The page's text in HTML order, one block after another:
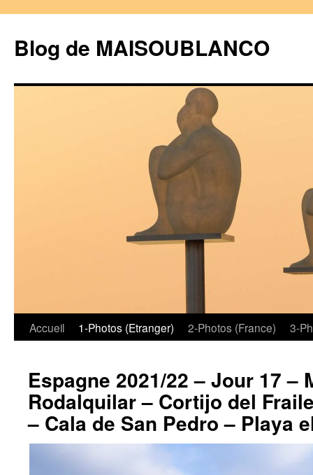
Blog de MAISOUBLANCO
Aller
contenu
Accueil 1-Photos (Etranger) 2-Photos (France) 3-
Espagne 2021/22 – Jour 17 –
Rodalquilar – Cortijo del
– Cala de San Pedro – Playa